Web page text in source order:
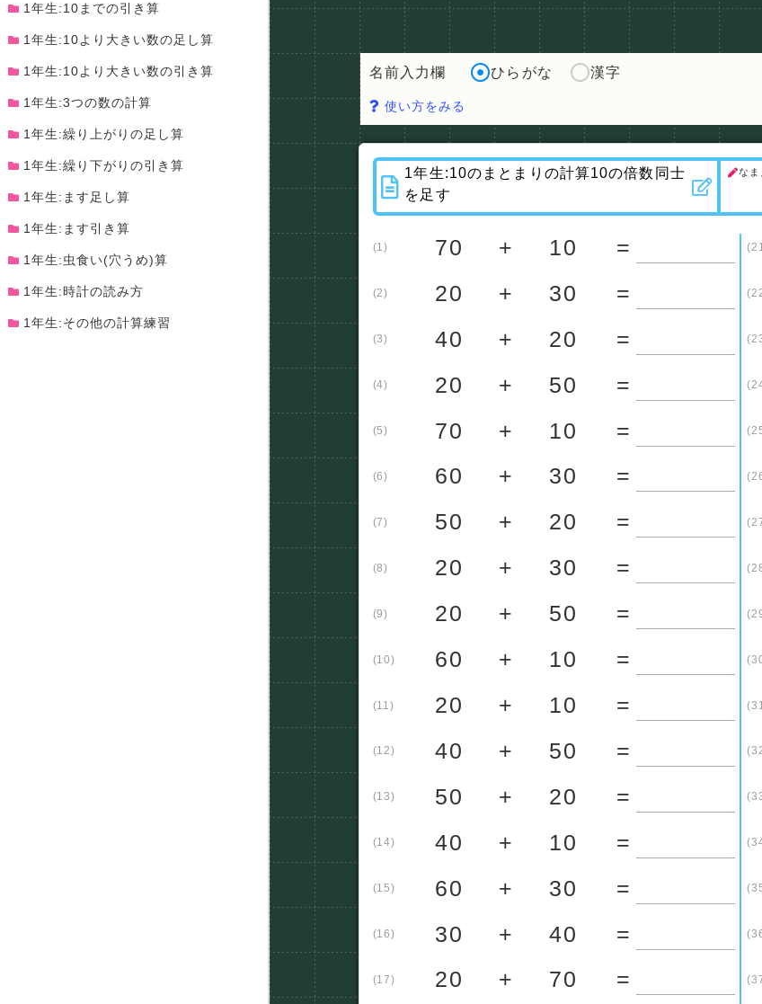
名前入力欄 ひらがな 漢字
使い方をみる
なま
(1) 70 + 10 =
(2) 20 + 30 =
(3) 40 + 20 =
(4) 20 + 50 =
(5) 70 + 10 =
(6) 60 + 30 =
(7) 50 + 20 =
(8) 20 + 30 =
(9) 20 + 50 =
(10) 60 + 10 =
(11) 20 + 10 =
(12) 40 + 50 =
(13) 50 + 20 =
(14) 40 + 10 =
(15) 60 + 30 =
(16) 30 + 40 =
(17) 20 + 70 =
1年生:10までの引き算
1年生:10より大きい数の足し算
1年生:10より大きい数の引き算
1年生:3つの数の計算
1年生:繰り上がりの足し算
1年生:繰り下がりの引き算
1年生:ます足し算
1年生:ます引き算
1年生:虫食い(穴うめ)算
1年生:時計の読み方
1年生:その他の計算練習